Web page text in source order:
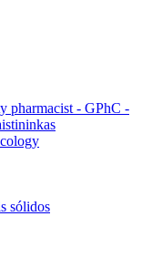
pharmacist - GPhC -
sólidos